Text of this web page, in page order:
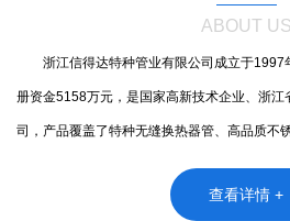
ABOUT US
浙江信得达特种管业有限公司成立于
册资金5158万元，是国家高新技术企业、浙
司，产品覆盖了特种无缝换热器管、高品质不
查看详情 +